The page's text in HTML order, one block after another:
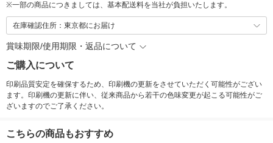
※一部の商品につきましては、基本配送料を当社が負担いたします。
在庫確認住所：東京都にお届け
賞味期限/使用期限・返品について
ご購入について
印刷品質安定を確保するため、印刷機の更新をさせていただく可能性がござい
ます。印刷機の更新に伴い、従来商品から若干の色味変更が起こる可能性がご
ざいますのでご了承ください。
こちらの商品もおすすめ